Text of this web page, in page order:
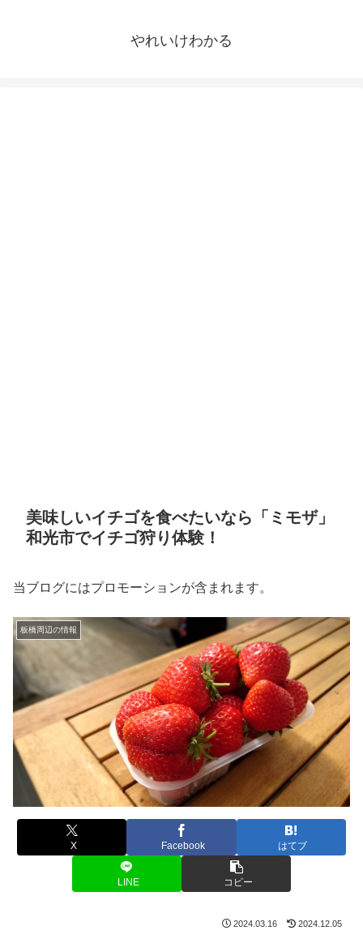
やれいけわかる
美味しいイチゴを食べたいなら「ミモザ」
和光市でイチゴ狩り体験！
当ブログにはプロモーションが含まれます。
板橋周辺の情報
X Facebook はてブ
LINE コピー
2024.03.16 2024.12.05